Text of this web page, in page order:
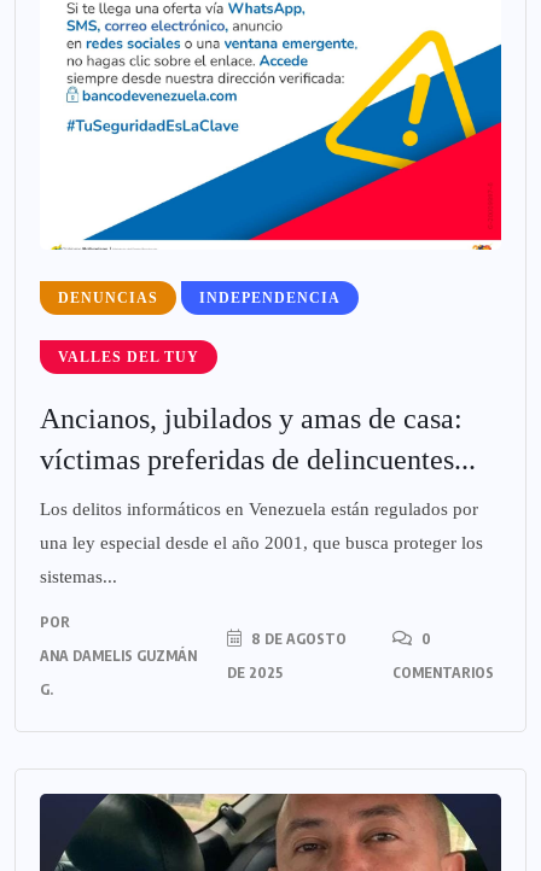
DENUNCIAS INDEPENDENCIA
VALLES DEL TUY
Ancianos, jubilados y amas de casa:
víctimas preferidas de delincuentes...
Los delitos informáticos en Venezuela están regulados por
una ley especial desde el año 2001, que busca proteger los
sistemas...
POR
ANA DAMELIS GUZMÁN
G.
8 DE AGOSTO
DE 2025
0
COMENTARIOS